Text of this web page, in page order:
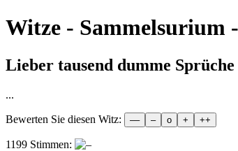
Witze - Sammelsurium
Lieber tausend dumme
...
Bewerten Sie diesen Witz:
1199 Stimmen: